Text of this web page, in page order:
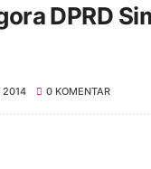
DPRD
2014 0 KOMENTAR